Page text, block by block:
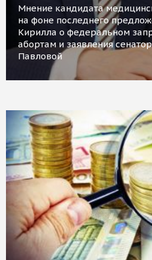
Мнение кандидата
на фоне последнего
Кирилла о федеральном
абортам и заявления
Павловой